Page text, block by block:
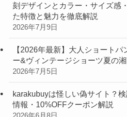
刻デザインとカラー・サイズ感
た特徴と魅力を徹底解説
2026年7月9日
【2026年最新】大人ショートパ
ー&ヴィンテージショーツ夏の
2026年7月5日
karakubuyは怪しい偽サイト？
情報・10%OFFクーポン解説